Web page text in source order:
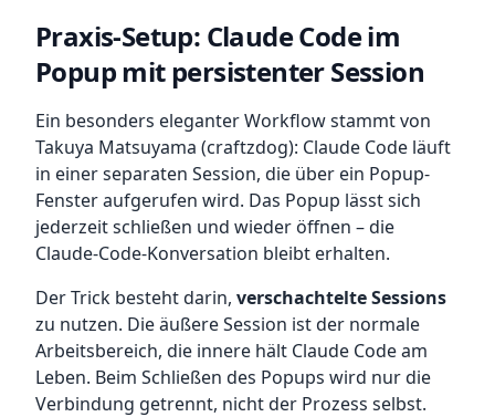
Praxis-Setup: Claude Code im
Popup mit persistenter Session
Ein besonders eleganter Workflow stammt von
Takuya Matsuyama (craftzdog): Claude Code läuft
in einer separaten Session, die über ein Popup-
Fenster aufgerufen wird. Das Popup lässt sich
jederzeit schließen und wieder öffnen – die
Claude-Code-Konversation bleibt erhalten.
Der Trick besteht darin, verschachtelte Sessions
zu nutzen. Die äußere Session ist der normale
Arbeitsbereich, die innere hält Claude Code am
Leben. Beim Schließen des Popups wird nur die
Verbindung getrennt, nicht der Prozess selbst.